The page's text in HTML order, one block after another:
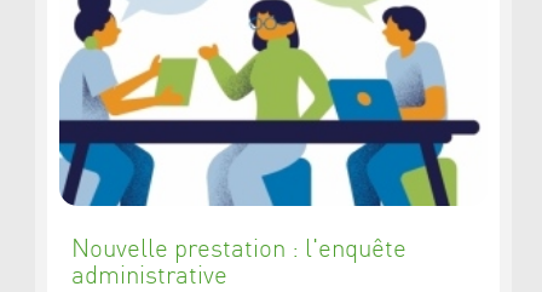
Nouvelle prestation : l'enquête
administrative